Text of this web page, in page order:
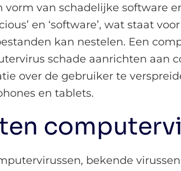
vorm van schadelijke software
en ‘software’, wat staat
kan nestelen. Een
schade aanrichten aan
over de gebruiker te
en tablets.
bekende